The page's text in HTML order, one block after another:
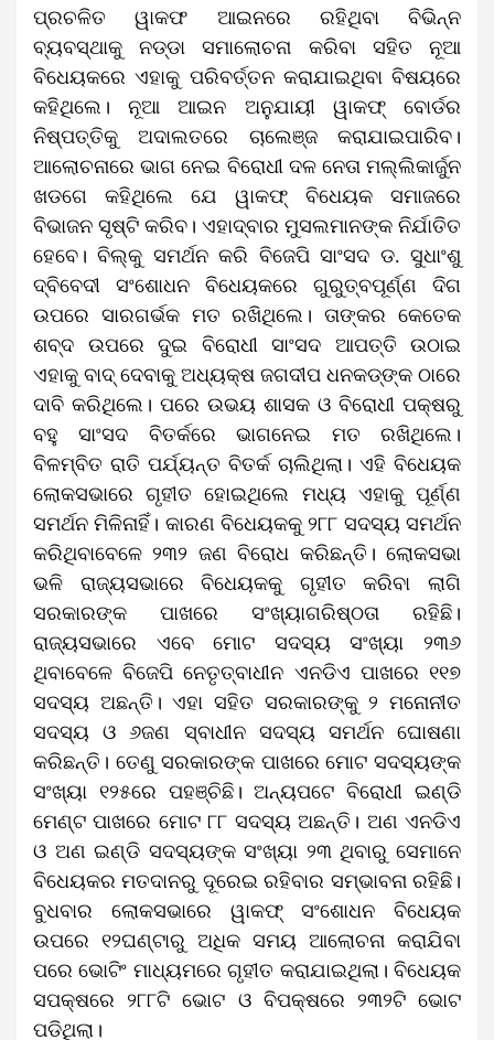
ପ୍ରଚଳିତ ୱାକଫ ଆଇନରେ ରହିଥିବା ବିଭିନ୍ନ
ବ୍ୟବସ୍ଥାକୁ ନଡ୍ଡା ସମାଲୋଚନା କରିବା ସହିତ ନୂଆ
ବିଧେୟକରେ ଏହାକୁ ପରିବର୍ତ୍ତନ କରାଯାଇଥିବା ବିଷୟରେ
କହିଥିଲେ। ନୂଆ ଆଇନ ଅନୁଯାୟୀ ୱାକଫ୍ ବୋର୍ଡର
ନିଷ୍ପତ୍ତିକୁ ଅଦାଲତରେ ଚାଲେଞ୍ଜ କରାଯାଇପାରିବ।
ଆଲୋଚନାରେ ଭାଗ ନେଇ ବିରୋଧୀ ଦଳ ନେତା ମଲ୍ଲିକାର୍ଜୁନ
ଖଡଗେ କହିଥିଲେ ଯେ ୱାକଫ୍ ବିଧେୟକ ସମାଜରେ
ବିଭାଜନ ସୃଷ୍ଟି କରିବ। ଏହାଦ୍ବାର ମୁସଲମାନଙ୍କ ନିର୍ଯାତିତ
ହେବେ। ବିଲ୍‌କୁ ସମର୍ଥନ କରି ବିଜେପି ସାଂସଦ ଡ. ସୁଧାଂଶୁ
ଦ୍ବିବେଦୀ ସଂଶୋଧନ ବିଧେୟକରେ ଗୁରୁତ୍ବପୂର୍ଣ୍ଣ ଦିଗ
ଉପରେ ସାରଗର୍ଭକ ମତ ରଖିଥିଲେ। ତାଙ୍କର କେତେକ
ଶବ୍ଦ ଉପରେ ଦୁଇ ବିରୋଧୀ ସାଂସଦ ଆପତ୍ତି ଉଠାଇ
ଏହାକୁ ବାଦ୍‌ ଦେବାକୁ ଅଧ୍ୟକ୍ଷ ଜଗଦୀପ ଧନକଡ୍‌ଙ୍କ ଠାରେ
ଦାବି କରିଥିଲେ। ପରେ ଉଭୟ ଶାସକ ଓ ବିରୋଧୀ ପକ୍ଷରୁ
ବହୁ ସାଂସଦ ବିତର୍କରେ ଭାଗନେଇ ମତ ରଖିଥିଲେ।
ବିଳମ୍ବିତ ରାତି ପର୍ଯ୍ୟନ୍ତ ବିତର୍କ ଚାଲିଥିଲା। ଏହି ବିଧେୟକ
ଲୋକସଭାରେ ଗୃହୀତ ହୋଇଥିଲେ ମଧ୍ୟ ଏହାକୁ ପୂର୍ଣ୍ଣ
ସମର୍ଥନ ମିଳିନାହିଁ। କାରଣ ବିଧେୟକକୁ ୨୮୮ ସଦସ୍ୟ ସମର୍ଥନ
କରିଥିବାବେଳେ ୨୩୨ ଜଣ ବିରୋଧ କରିଛନ୍ତି। ଲୋକସଭା
ଭଳି ରାଜ୍ୟସଭାରେ ବିଧେୟକକୁ ଗୃହୀତ କରିବା ଲାଗି
ସରକାରଙ୍କ ପାଖରେ ସଂଖ୍ୟାଗରିଷ୍ଠତା ରହିଛି।
ରାଜ୍ୟସଭାରେ ଏବେ ମୋଟ ସଦସ୍ୟ ସଂଖ୍ୟା ୨୩୬
ଥିବାବେଳେ ବିଜେପି ନେତୃତ୍ବାଧୀନ ଏନଡିଏ ପାଖରେ ୧୧୭
ସଦସ୍ୟ ଅଛନ୍ତି। ଏହା ସହିତ ସରକାରଙ୍କୁ ୨ ମନୋନୀତ
ସଦସ୍ୟ ଓ ୬ଜଣ ସ୍ବାଧୀନ ସଦସ୍ୟ ସମର୍ଥନ ଘୋଷଣା
କରିଛନ୍ତି। ତେଣୁ ସରକାରଙ୍କ ପାଖରେ ମୋଟ ସଦସ୍ୟଙ୍କ
ସଂଖ୍ୟା ୧୨୫ରେ ପହଞ୍ଚିଛି। ଅନ୍ୟପଟେ ବିରୋଧୀ ଇଣ୍ଡି
ମେଣ୍ଟ ପାଖରେ ମୋଟ ୮୮ ସଦସ୍ୟ ଅଛନ୍ତି। ଅଣ ଏନଡିଏ
ଓ ଅଣ ଇଣ୍ଡି ସଦସ୍ୟଙ୍କ ସଂଖ୍ୟା ୨୩ ଥିବାରୁ ସେମାନେ
ବିଧେୟକର ମତଦାନରୁ ଦୂରେଇ ରହିବାର ସମ୍ଭାବନା ରହିଛି।
ବୁଧବାର ଲୋକସଭାରେ ୱାକଫ୍‌ ସଂଶୋଧନ ବିଧେୟକ
ଉପରେ ୧୨ଘଣ୍ଟାରୁ ଅଧିକ ସମୟ ଆଲୋଚନା କରାଯିବା
ପରେ ଭୋଟିଂ ମାଧ୍ୟମରେ ଗୃହୀତ କରାଯାଇଥିଲା। ବିଧେୟକ
ସପକ୍ଷରେ ୨୮୮ଟି ଭୋଟ ଓ ବିପକ୍ଷରେ ୨୩୨ଟି ଭୋଟ
ପଡିଥିଲା।